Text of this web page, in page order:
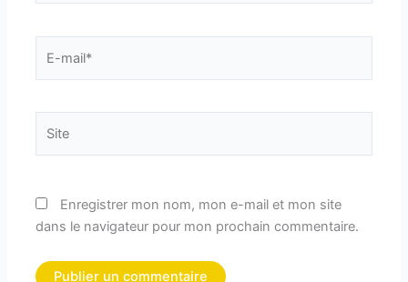
mail*
Enregistrer mon nom, mon e-mail et mon site
dans le navigateur pour mon prochain commentaire.